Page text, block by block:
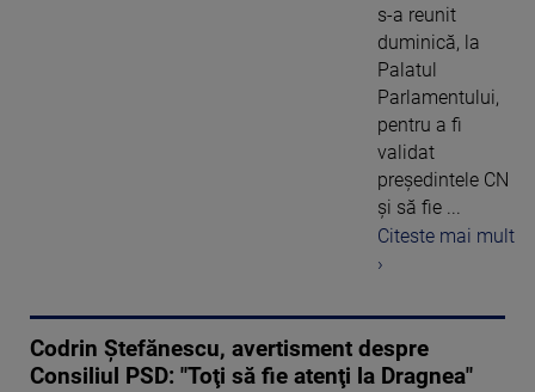
s-a reunit
duminică, la
Palatul
Parlamentului,
pentru a fi
validat
preşedintele CN
şi să fie ...
Citeste mai mult
›
Codrin Ştefănescu, avertisment despre
Consiliul PSD: "Toţi să fie atenţi la Dragnea"